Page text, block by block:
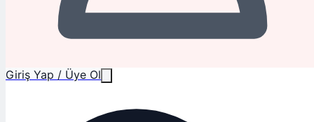
Giriş Yap / Üye Ol